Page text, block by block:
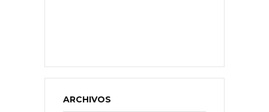
ARCHIVOS